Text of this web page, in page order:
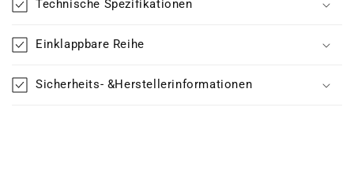
Technische Spezifikationen
Einklappbare Reihe
Sicherheits- &Herstellerinformationen